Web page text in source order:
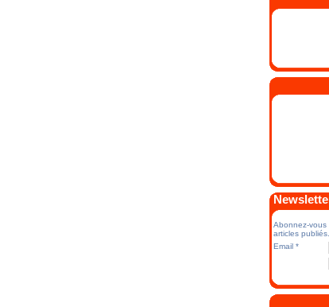
Abonnez-vous
articles publiés.
Email